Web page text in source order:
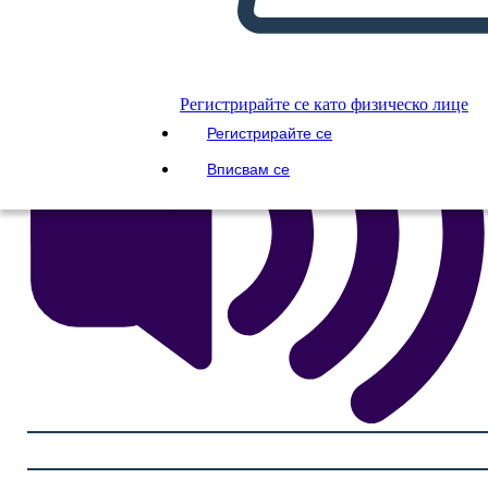
Регистрирайте се като физическо лице
Регистрирайте се
Вписвам се